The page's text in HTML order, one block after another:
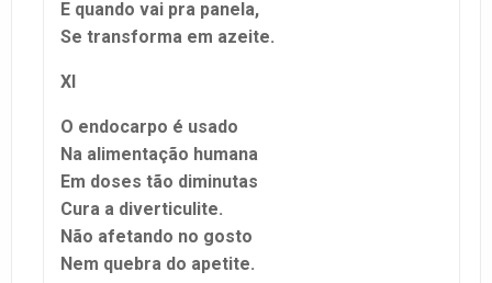
E quando vai pra panela,
Se transforma em azeite.
XI
O endocarpo é usado
Na alimentação humana
Em doses tão diminutas
Cura a diverticulite.
Não afetando no gosto
Nem quebra do apetite.